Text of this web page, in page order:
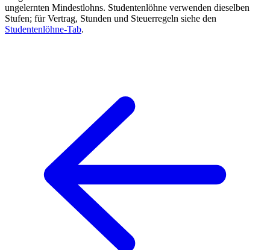
ungelernten Mindestlohns. Studentenlöhne verwenden dieselben
Stufen; für Vertrag, Stunden und Steuerregeln siehe den
Studentenlöhne-Tab.